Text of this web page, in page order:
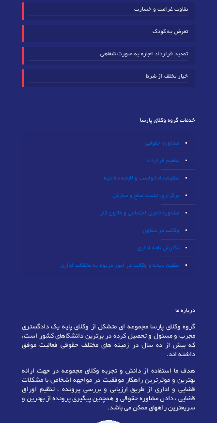
تفاوت غرامت و خسارت
تعرض به کودک
تمدید قرارداد اجاره به صورت شفاهی
خیار تخلف از شرط
خدمات گروه وکلای پارسا
مشاوره حقوقی
تنظیم قرارداد
تنظیم دادخواست و لایحه دفاعیه
برگزاری جلسه صلح و سازش
مشاوره تامین اجتماعی و قانون کار
وکالت در دعاوی
نگارش نامه اداری
تنظیم لایحه و وکالت در امور مربوط به تخلفات اداری
درباره ما
گروه وکلای پارسا مجموعه ای متشکل از وکلای پایه یک دادگستری
مجرب و مسئول و تحصیل کرده در برترین دانشگاهای کشور است،
که بیش از ده سال در زمینه های مختلف حقوقی فعالیت موفق
داشته اند.
هدف ما استفاده از دانش و تجربه وکلای مجموعه در جهت ارائه
بهترین و موثرترین راهکار موفقیت در مواجهه اشخاص با مشکلات
قضایی و اداری از طریق ارزیابی و بررسی پرونده ، تنظیم اوراق
قضایی ، دادن مشاوره حقوقی و همچنین پیگیری پرونده از بهترین و
سریعترین راههای ممکن می باشد.